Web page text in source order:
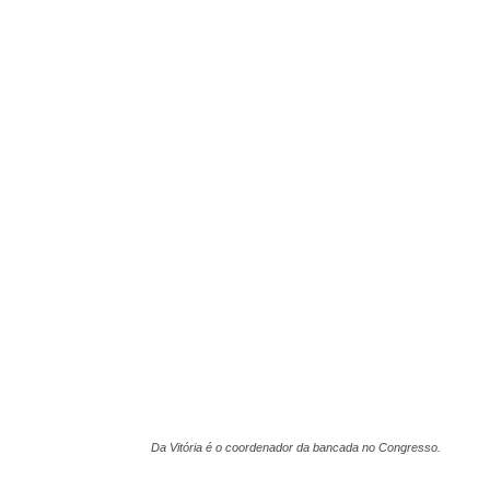
Da Vitória é o coordenador da bancada no Congresso.